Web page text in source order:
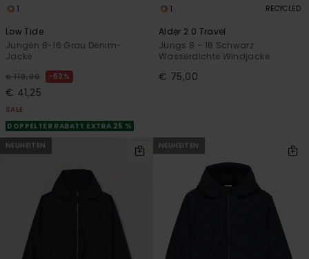
1
Low Tide
Jungen 8-16 Grau Denim-
Jacke
€ 110,00 63%
€ 41,25
SALE
DOPPELTER RABATT EXTRA 25 %
1 RECYCLED
Alder 2.0 Travel
Jungs 8 - 16 Schwarz
Wasserdichte Windjacke
€ 75,00
NEUHEITEN NEUHEITEN